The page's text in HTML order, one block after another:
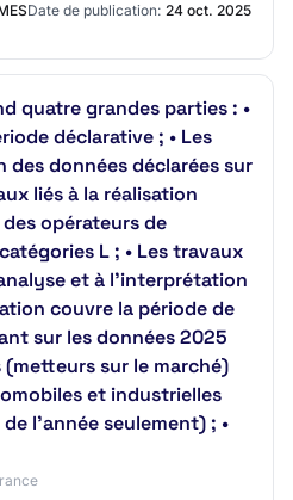
Date de publication: 24 oct. 2025
quatre grandes parties : •
déclarative ; • Les
données déclarées sur
liés à la réalisation
opérateurs de
L ; • Les travaux
et à l’interprétation
couvre la période de
sur les données 2025
(metteurs sur le marché)
et industrielles
l’année seulement) ; •